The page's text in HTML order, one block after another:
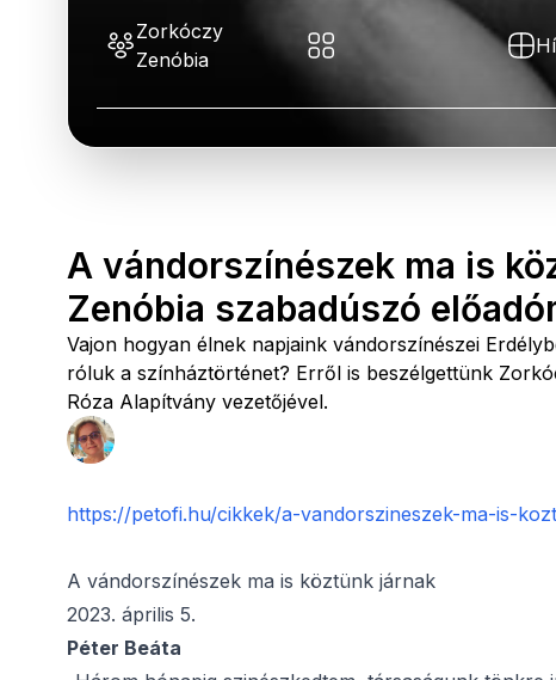
Zorkóczy
Zenóbia
A vándorszínészek ma is
Zenóbia szabadúszó
Vajon hogyan élnek napjaink vándorszínészei
róluk a színháztörténet? Erről is beszélgettünk
Róza Alapítvány vezetőjével.
https://petofi.hu/cikkek/a-vandorszineszek-ma-is-
A vándorszínészek ma is köztünk járnak
2023. április 5.
Péter Beáta